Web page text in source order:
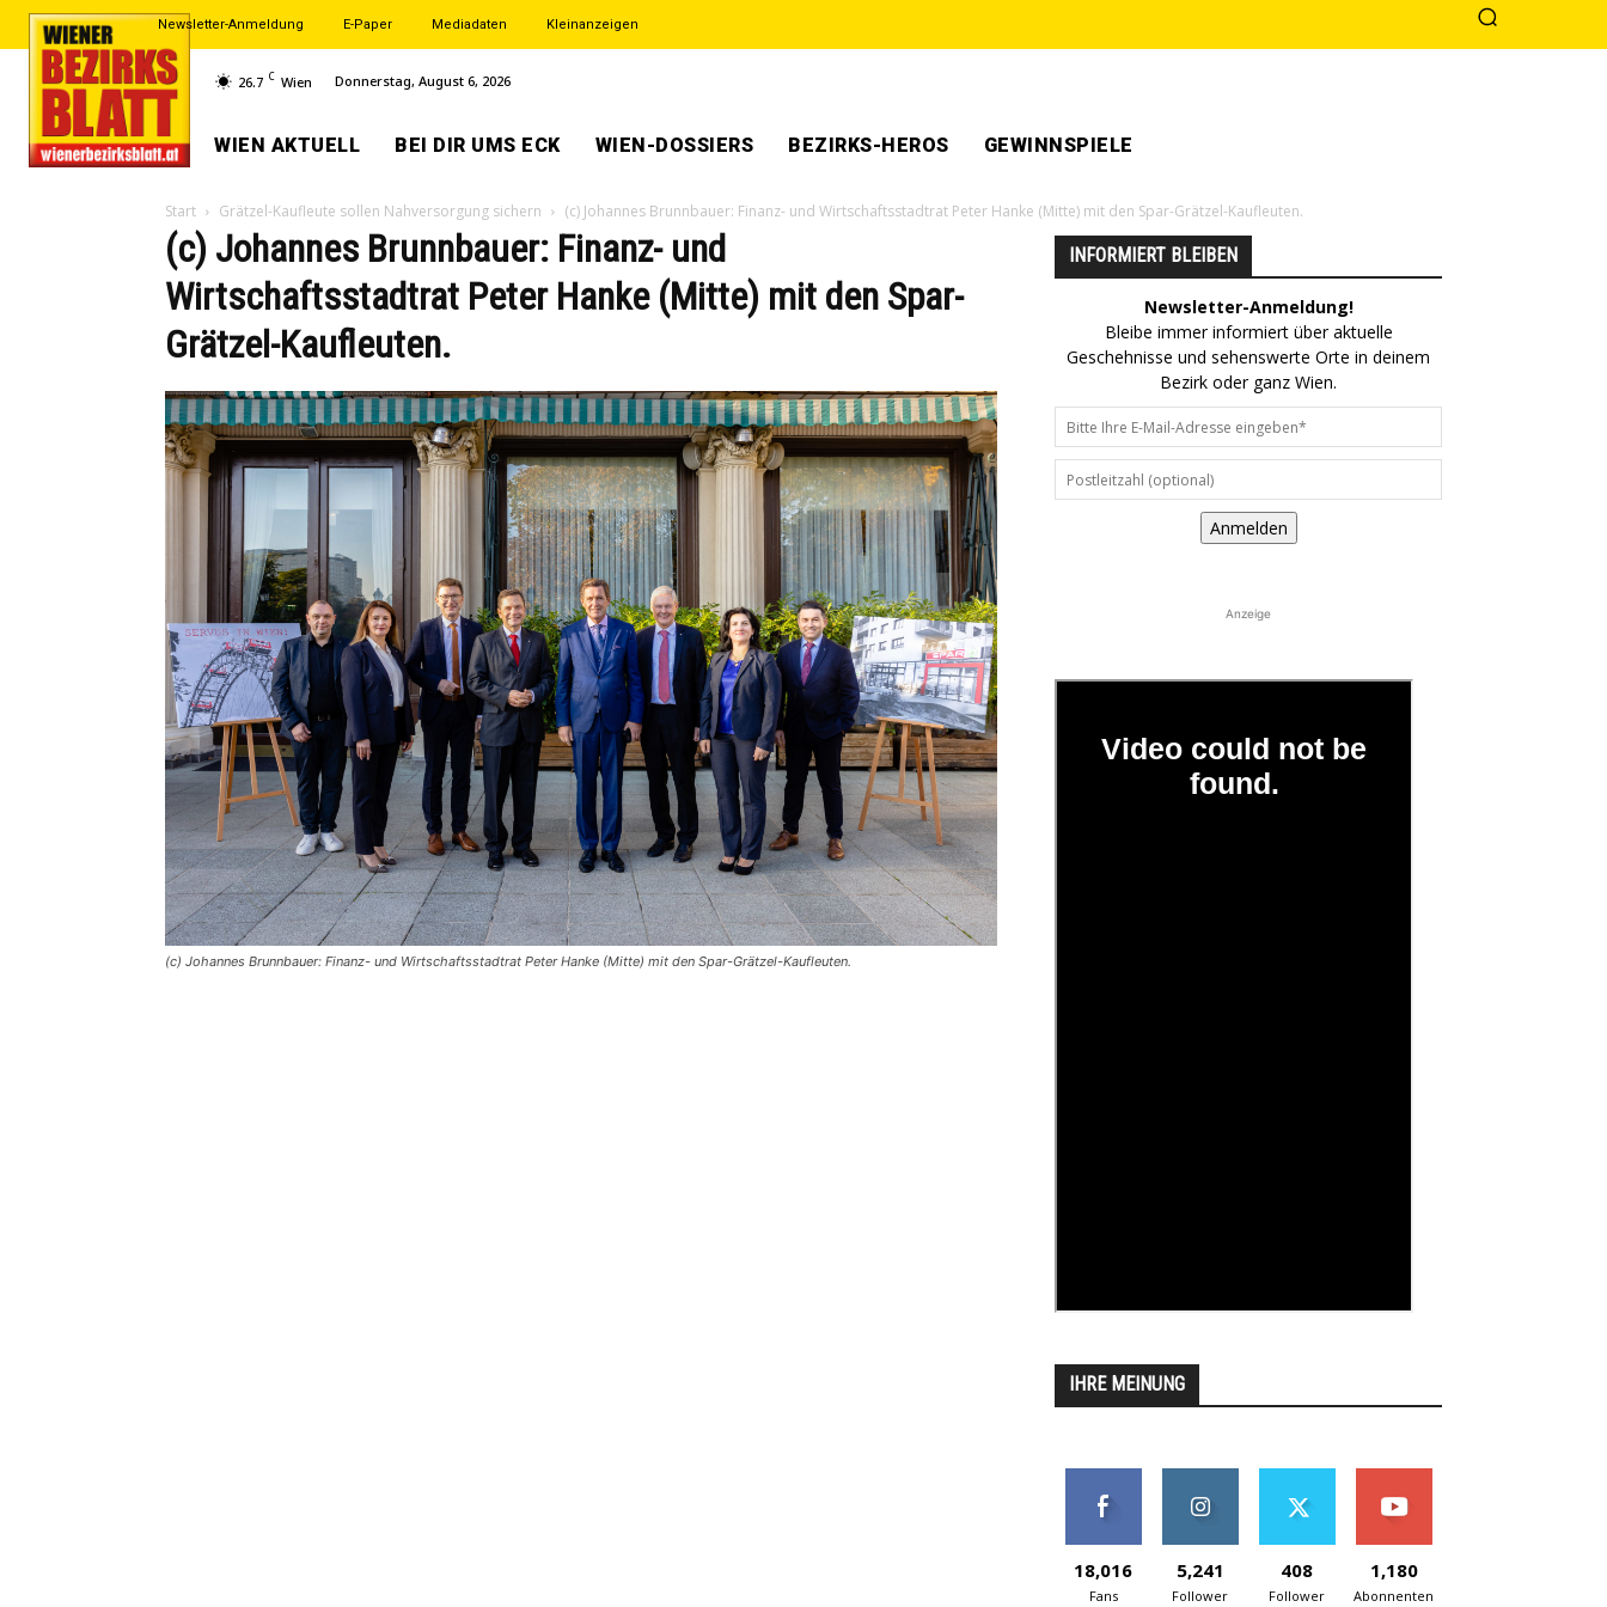
Newsletter-Anmeldung E-Paper Mediadaten Kleinanzeigen
26.7 C Wien Donnerstag, August 6, 2026
WIEN AKTUELL BEI DIR UMS ECK WIEN-DOSSIERS BEZIRKS-HEROS GEWINNSPIELE
Start Grätzel-Kaufleute sollen Nahversorgung sichern (c) Johannes Brunnbauer: Finanz- und Wirtschaftsstadtrat Peter Hanke (Mitte) mit den Spar-Grätzel-Kaufleuten.
(c) Johannes Brunnbauer: Finanz- und
Wirtschaftsstadtrat Peter Hanke (Mitte) mit den Spar-
Grätzel-Kaufleuten.
(c) Johannes Brunnbauer: Finanz- und Wirtschaftsstadtrat Peter Hanke (Mitte) mit den Spar-Grätzel-Kaufleuten.
INFORMIERT BLEIBEN
Newsletter-Anmeldung!
Bleibe immer informiert über aktuelle
Geschehnisse und sehenswerte Orte in deinem
Bezirk oder ganz Wien.
Anmelden
Anzeige
IHRE MEINUNG
18,016
Fans
5,241
Follower
408
Follower
1,180
Abonnenten